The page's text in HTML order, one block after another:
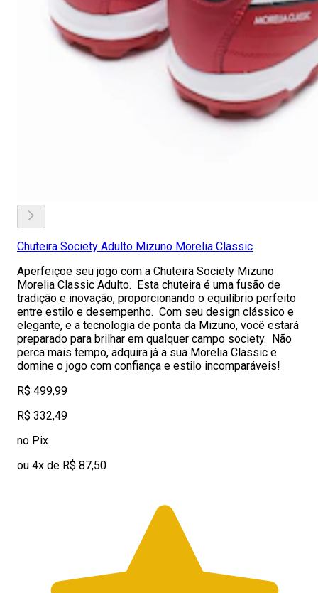
Chuteira Society Adulto Mizuno Morelia Classic
Aperfeiçoe seu jogo com a Chuteira Society Mizuno
Morelia Classic Adulto. Esta chuteira é uma fusão de
tradição e inovação, proporcionando o equilíbrio perfeito
entre estilo e desempenho. Com seu design clássico e
elegante, e a tecnologia de ponta da Mizuno, você estará
preparado para brilhar em qualquer campo society. Não
perca mais tempo, adquira já a sua Morelia Classic e
domine o jogo com confiança e estilo incomparáveis!
R$ 499,99
R$ 332,49
no Pix
ou 4x de R$ 87,50